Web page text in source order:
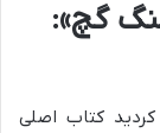
گچ»:
کتاب اصلی